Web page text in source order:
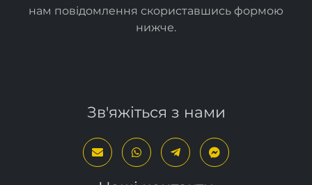
нам повідомлення скориставшись формою
нижче.
Зв'яжіться з нами